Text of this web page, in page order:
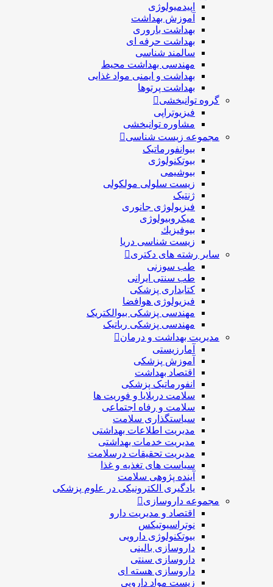
اپیدمیولوژی
آموزش بهداشت
بهداشت باروری
بهداشت حرفه ای
سالمند شناسی
مهندسی بهداشت محيط
بهداشت و ایمنی مواد غذایی
بهداشت پرتوها
گروه توانبخشی
فیزیوتراپی
مشاوره توانبخشی
مجموعه زیست شناسی
بیوانفورماتیک
بیوتکنولوژی
زیست سلولی مولکولی
فیزیولوژی جانوری
میکروبیولوژی
زیست شناسی دریا
سایر رشته های دکتری
طب سوزنی
طب سنتی ایرانی
کتابداری پزشکی
فیزیولوژی هوافضا
مهندسی پزشکی بیوالکتریک
مهندسی پزشکی رباتیک
مدیریت بهداشت و درمان
آمارزیستی
آموزش پزشکی
اقتصاد بهداشت
انفورماتیک پزشکی
سلامت دربلايا و فوريت ها
سلامت و رفاه اجتماعی
سیاستگذاری سلامت
مدیریت اطلاعات بهداشتی
مدیریت خدمات بهداشتی
مدیریت تحقیقات درسلامت
سیاست های تغذیه و غذا
آینده پژوهی سلامت
یادگیری الکترونیکی در علوم پزشکی
مجموعه داروسازی
اقتصاد و مديريت دارو
نوتراسیوتیکس
بيوتكنولوژی دارویی
داروسازی بالينی
داروسازی سنتی
داروسازی هسته ای
زیست مواد دارویی